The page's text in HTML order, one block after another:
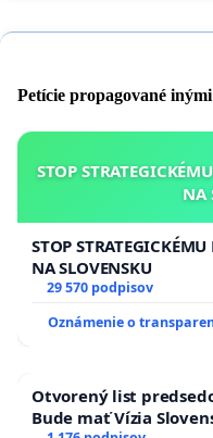
Petície propagované
STOP
NA
STOP
NA SLOVENSKU
29 570 podpisov
Oznámenie o
Otvorený list
Bude mať Vízia